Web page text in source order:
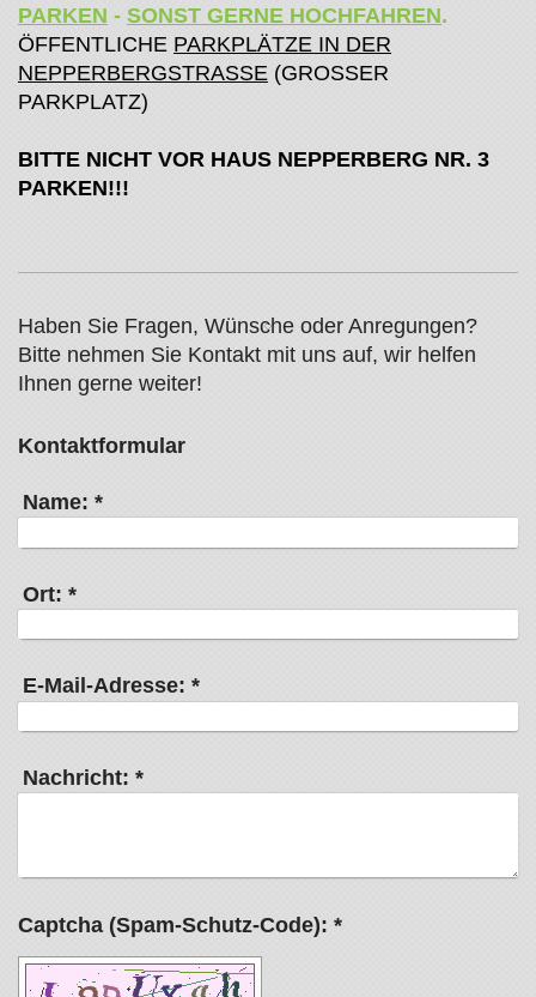
PARKEN - SONST GERNE HOCHFAHREN.
ÖFFENTLICHE PARKPLÄTZE IN DER
NEPPERBERGSTRASSE (GROSSER
PARKPLATZ)
BITTE NICHT VOR HAUS NEPPERBERG NR. 3
PARKEN!!!
Haben Sie Fragen, Wünsche oder Anregungen?
Bitte nehmen Sie Kontakt mit uns auf, wir helfen
Ihnen gerne weiter!
Kontaktformular
Name: *
Ort: *
E-Mail-Adresse: *
Nachricht: *
Captcha (Spam-Schutz-Code): *